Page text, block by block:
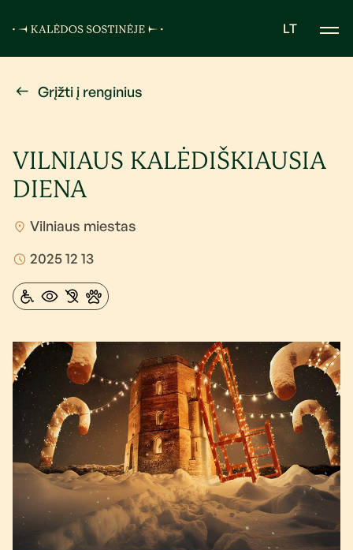
LT
Grįžti į renginius
VILNIAUS KALĖDIŠKIAUSIA
DIENA
Vilniaus miestas
2025 12 13